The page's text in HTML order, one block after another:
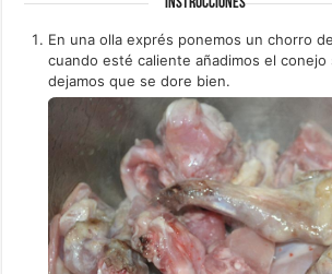
INSTRUCCIONES
En una olla exprés ponemos un chorro
cuando esté caliente añadimos el conejo
dejamos que se dore bien.